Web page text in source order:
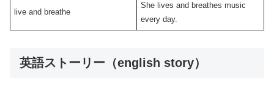
live and breathe
She lives and breathes music
every day.
英語ストーリー（english story）